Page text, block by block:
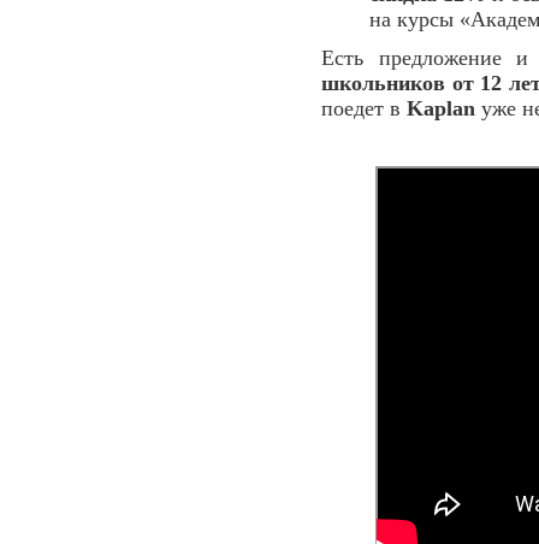
на курсы
Есть предложение
школьников от 12
поедет в Kaplan уже